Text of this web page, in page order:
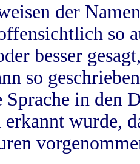
der
so
besser
so
Sprache in
erkannt wurde,